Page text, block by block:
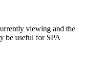
viewing and the
be useful for SPA